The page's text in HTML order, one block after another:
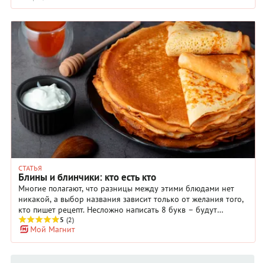
СТАТЬЯ
Блины и блинчики: кто есть кто
Многие полагают, что разницы между этими блюдами нет
никакой, а выбор названия зависит только от желания того,
кто пишет рецепт. Несложно написать 8 букв – будут
«блинчики»; нет желания – получаем «блины». На самом же
деле разница не только в имени, но и в сути блюд.
Предлагаем разобраться в этом вопросе и повысить свою
5 (2)
Мой Магнит